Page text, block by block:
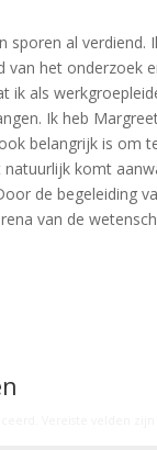
sporen al
van het onderzoek
ik als
Ik heb
belangrijk is om
komt
de begeleiding
van de